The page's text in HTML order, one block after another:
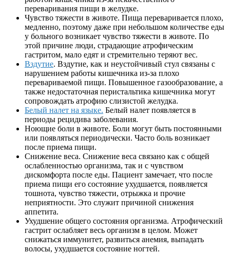
переваривания пищи в желудке.
Чувство тяжести в животе. Пища переваривается плохо,
медленно, поэтому даже при небольшом количестве еды
у больного возникает чувство тяжести в животе. По
этой причине люди, страдающие атрофическим
гастритом, мало едят и стремительно теряют вес.
Вздутие. Вздутие, как и неустойчивый стул связаны с
нарушением работы кишечника из-за плохо
перевариваемой пищи. Повышенное газообразование, а
также недостаточная перистальтика кишечника могут
сопровождать атрофию слизистой желудка.
Белый налет на языке. Белый налет появляется в
периоды рецидива заболевания.
Ноющие боли в животе. Боли могут быть постоянными
или появляться периодически. Часто боль возникает
после приема пищи.
Снижение веса. Снижение веса связано как с общей
ослабленностью организма, так и с чувством
дискомфорта после еды. Пациент замечает, что после
приема пищи его состояние ухудшается, появляется
тошнота, чувство тяжести, отрыжка и прочие
неприятности. Это служит причиной снижения
аппетита.
Ухудшение общего состояния организма. Атрофический
гастрит ослабляет весь организм в целом. Может
снижаться иммунитет, развиться анемия, выпадать
волосы, ухудшается состояние ногтей.